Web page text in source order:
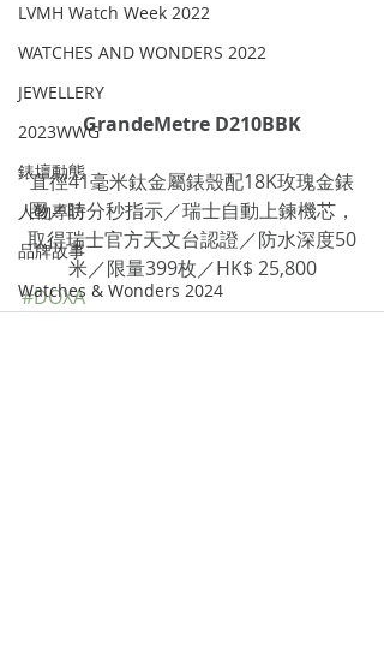
LVMH Watch Week 2022
WATCHES AND WONDERS 2022
JEWELLERY
2023WWG
錶壇動態
人物專訪
品牌故事
Watches & Wonders 2024
GrandeMetre D210BBK
直徑41毫米鈦金屬錶殼配18K玫瑰金錶
圈／時分秒指示／瑞士自動上鍊機芯，
取得瑞士官方天文台認證／防水深度50
米／限量399枚／HK$ 25,800
#DOXA